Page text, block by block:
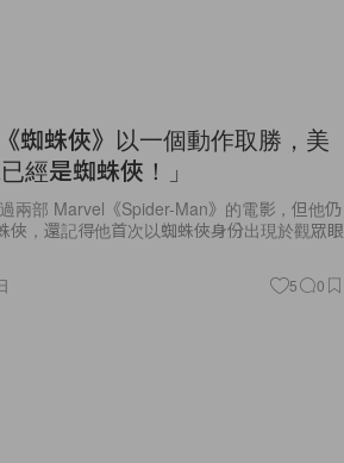
蜘蛛俠》以一個動作取勝，美
經是蜘蛛俠！」
兩部 Marvel《Spider-Man》的電影，但他仍
俠，還記得他首次以蜘蛛俠身份出現於觀眾眼
5 0